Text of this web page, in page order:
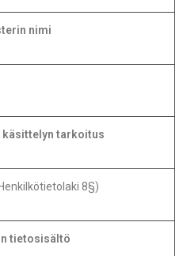
nimi
käsittelyn tarkoitus
8§)
tietosisältö